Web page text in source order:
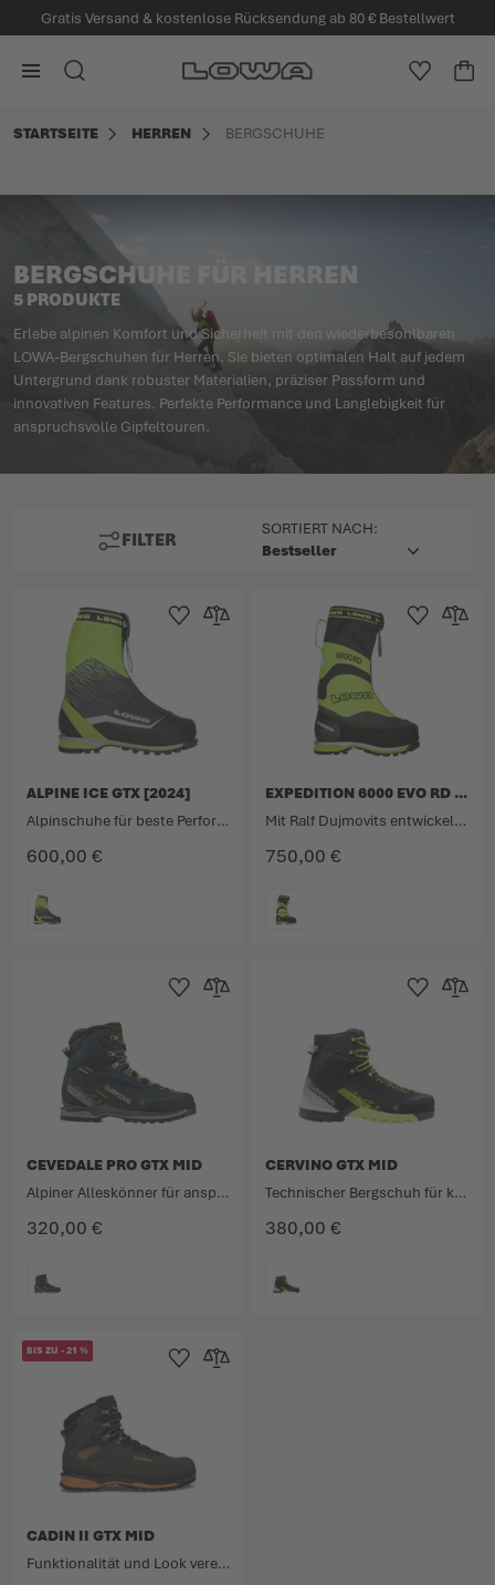
springen
Gratis Versand & kostenlose Rücksendung ab 80 € Bestellwert
Zur Startseite
SUCHE MEINE
STARTSEITE HERREN BERGSCHUHE
BERGSCHUHE FÜR HERREN
5 PRODUKTE
Erlebe alpinen Komfort und Sicherheit mit den wiederbesohlbaren
LOWA-Bergschuhen für Herren. Sie bieten optimalen Halt auf jedem
Untergrund dank robuster Materialien, präziser Passform und
innovativen Features. Perfekte Performance und Langlebigkeit für
anspruchsvolle Gipfeltouren.
FILTER
SORTIERT NACH:
600,00 €
ALPINE ICE GTX [2024]
Alpinschuhe für beste Performance bei Eis und Fels.
Zur Wunschliste hinzufügen
Zur Vergleichsliste hinzufügen
750,00 €
EXPEDITION 6000 EVO RD [2024]
Mit Ralf Dujmovits entwickelter Expeditionsschuh für 6000er.
Zur Zur
320,00 €
CEVEDALE PRO GTX MID
Alpiner Alleskönner für anspruchsvolle Touren.
Zur Wunschliste hinzufügen
Zur Vergleichsliste hinzufügen
380,00 €
CERVINO GTX MID
Technischer Bergschuh für kombiniertes Gelände.
Zur Zur
BIS ZU -21 %
CADIN II GTX MID
Funktionalität und Look vereint in einem athletischen Alpinsschuh.
Zur Wunschliste hinzufügen
Zur Vergleichsliste hinzufügen